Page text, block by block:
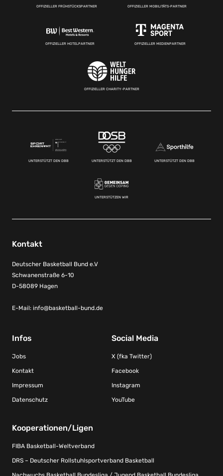
OFFIZIELLER FRÜHSTÜCKSPARTNER OFFIZIELLER MOBILITÄTS-PARTNER
OFFIZIELLER HOTELPARTNER OFFIZIELLER MEDIENPARTNER
OFFIZIELLER CHARITY-PARTNER
UNTERSTÜTZT DEN DBB UNTERSTÜTZT DEN DBB UNTERSTÜTZT DEN DBB
UNTERSTÜTZEN WIR
Kontakt
Deutscher Basketball Bund e.V
Schwanenstraße 6-10
D-58089 Hagen
E-Mail: info@basketball-bund.de
Infos
Jobs
Kontakt
Impressum
Datenschutz
Social Media
X (fka Twitter)
Facebook
Instagram
YouTube
Kooperationen/Ligen
FIBA Basketball-Weltverband
DRS – Deutscher Rollstuhlsportverband Basketball